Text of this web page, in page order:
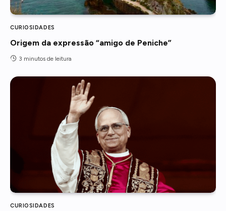
CURIOSIDADES
Origem da expressão “amigo de Peniche”
3 minutos de leitura
CURIOSIDADES